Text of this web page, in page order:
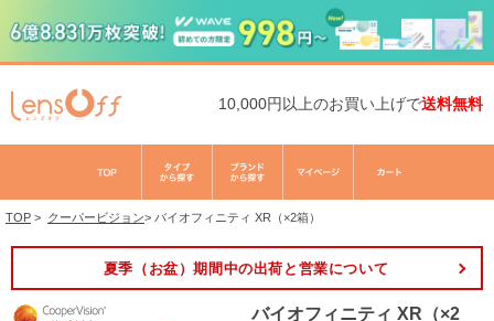
10,000円以上のお買い上げで送料無料
TOP > クーパービジョン> バイオフィニティ XR（×2箱）
夏季（お盆）期間中の出荷と営業について
バイオフィニティ XR（×2